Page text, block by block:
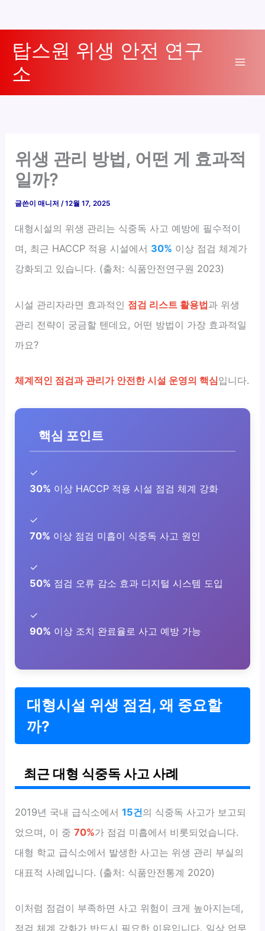
탑스원 위생 안전 연구
소
위생 관리 방법, 어떤 게 효과적
일까?
글쓴이매니저/12월 17, 2025
대형시설의 위생 관리는 식중독 사고 예방에 필수적이
며, 최근 HACCP 적용 시설에서 30% 이상 점검 체계가
강화되고 있습니다. (출처: 식품안전연구원 2023)
시설 관리자라면 효과적인 점검 리스트 활용법과 위생
관리 전략이 궁금할 텐데요, 어떤 방법이 가장 효과적일
까요?
체계적인 점검과 관리가 안전한 시설 운영의 핵심입니다.
핵심 포인트
✓
30% 이상 HACCP 적용 시설 점검 체계 강화
✓
70% 이상 점검 미흡이 식중독 사고 원인
✓
50% 점검 오류 감소 효과 디지털 시스템 도입
✓
90% 이상 조치 완료율로 사고 예방 가능
대형시설 위생 점검, 왜 중요할
까?
최근 대형 식중독 사고 사례
2019년 국내 급식소에서15건의 식중독 사고가 보고되
었으며, 이 중70%가 점검 미흡에서 비롯되었습니다.
대형 학교 급식소에서 발생한 사고는 위생 관리 부실의
대표적 사례입니다. (출처: 식품안전통계 2020)
이처럼 점검이 부족하면 사고 위험이 크게 높아지는데,
점검 체계 강화가 반드시 필요한 이유입니다. 일상 업무